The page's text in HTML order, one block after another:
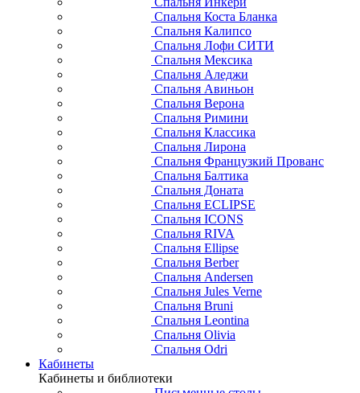
Спальня Коста Бланка
Спальня Калипсо
Спальня Лофи СИТИ
Спальня Мексика
Спальня Аледжи
Спальня Авиньон
Спальня Верона
Спальня Римини
Спальня Классика
Спальня Лирона
Спальня Французкий Прованс
Спальня Балтика
Спальня Доната
Спальня ECLIPSE
Спальня ICONS
Спальня RIVA
Спальня Ellipse
Спальня Berber
Спальня Andersen
Спальня Jules Verne
Спальня Bruni
Спальня Leontina
Спальня Olivia
Спальня Odri
Кабинеты
Кабинеты и библиотеки